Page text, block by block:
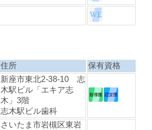
住所 保有資格
新座市東北2-38-10 志
木駅ビル「エキア志
木」3階
志木駅ビル歯科
さいたま市岩槻区東岩